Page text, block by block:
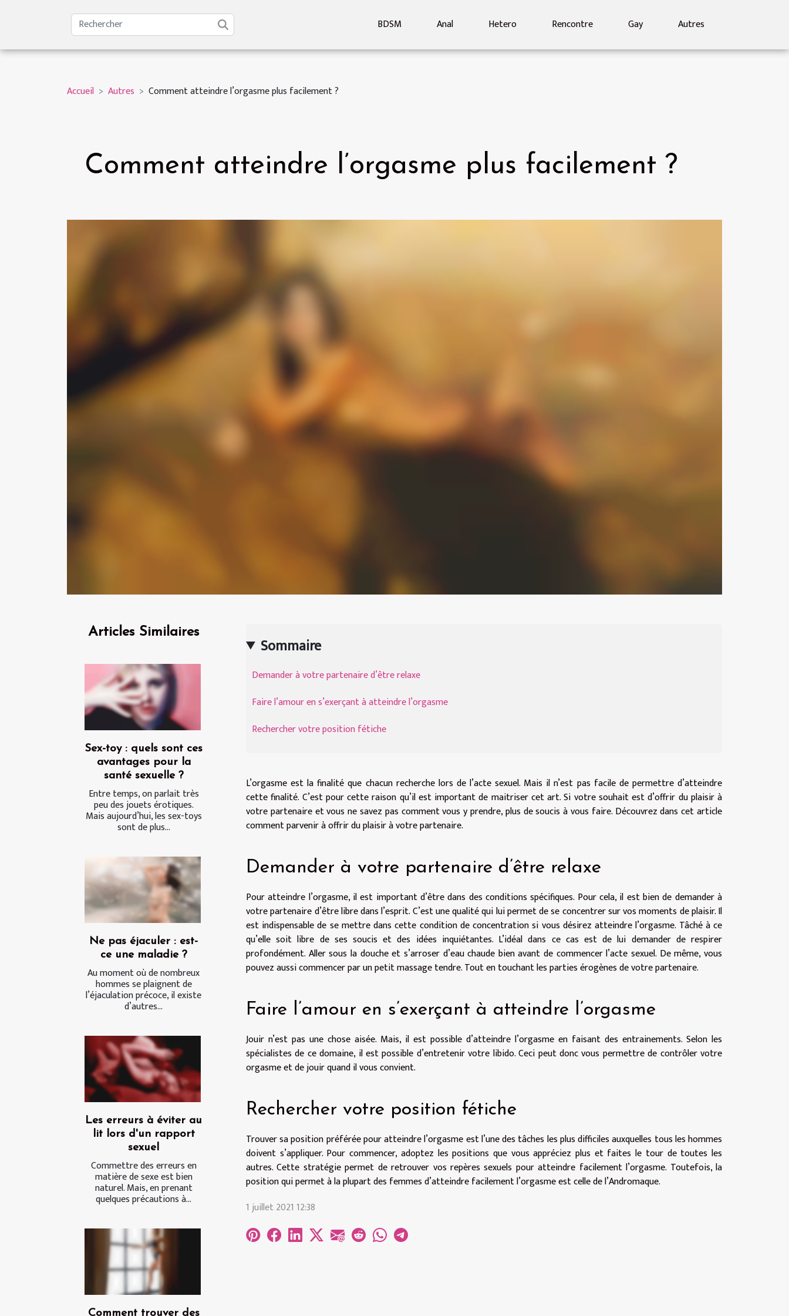
BDSM Anal Hetero Rencontre Gay Autres
Accueil Autres Comment atteindre l’orgasme plus facilement ?
Comment atteindre l’orgasme plus facilement ?
Articles Similaires
Sex-toy : quels sont ces
avantages pour la
santé sexuelle ?
Entre temps, on parlait très
peu des jouets érotiques.
Mais aujourd’hui, les sex-toys
sont de plus...
Ne pas éjaculer : est-
ce une maladie ?
Au moment où de nombreux
hommes se plaignent de
l’éjaculation précoce, il existe
d’autres...
Les erreurs à éviter au
lit lors d'un rapport
sexuel
Commettre des erreurs en
matière de sexe est bien
naturel. Mais, en prenant
quelques précautions à...
Comment trouver des
Sommaire
Demander à votre partenaire d’être relaxe
Faire l’amour en s’exerçant à atteindre l’orgasme
Rechercher votre position fétiche
L’orgasme est la finalité que chacun recherche lors de l’acte sexuel. Mais il n’est pas facile de permettre d’atteindre
cette finalité. C’est pour cette raison qu’il est important de maitriser cet art. Si votre souhait est d’offrir du plaisir à
votre partenaire et vous ne savez pas comment vous y prendre, plus de soucis à vous faire. Découvrez dans cet article
comment parvenir à offrir du plaisir à votre partenaire.
Demander à votre partenaire d’être relaxe
Pour atteindre l’orgasme, il est important d’être dans des conditions spécifiques. Pour cela, il est bien de demander à
votre partenaire d’être libre dans l’esprit. C’est une qualité qui lui permet de se concentrer sur vos moments de plaisir. Il
est indispensable de se mettre dans cette condition de concentration si vous désirez atteindre l’orgasme. Tâché à ce
qu’elle soit libre de ses soucis et des idées inquiétantes. L’idéal dans ce cas est de lui demander de respirer
profondément. Aller sous la douche et s’arroser d’eau chaude bien avant de commencer l’acte sexuel. De même, vous
pouvez aussi commencer par un petit massage tendre. Tout en touchant les parties érogènes de votre partenaire.
Faire l’amour en s’exerçant à atteindre l’orgasme
Jouir n’est pas une chose aisée. Mais, il est possible d’atteindre l’orgasme en faisant des entrainements. Selon les
spécialistes de ce domaine, il est possible d’entretenir votre libido. Ceci peut donc vous permettre de contrôler votre
orgasme et de jouir quand il vous convient.
Rechercher votre position fétiche
Trouver sa position préférée pour atteindre l’orgasme est l’une des tâches les plus difficiles auxquelles tous les hommes
doivent s’appliquer. Pour commencer, adoptez les positions que vous appréciez plus et faites le tour de toutes les
autres. Cette stratégie permet de retrouver vos repères sexuels pour atteindre facilement l’orgasme. Toutefois, la
position qui permet à la plupart des femmes d’atteindre facilement l’orgasme est celle de l’Andromaque.
1 juillet 2021 12:38